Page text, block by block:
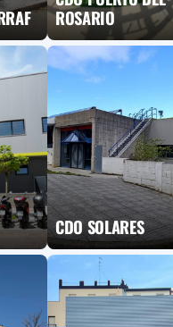
ROSARIO
CDO SOLARES